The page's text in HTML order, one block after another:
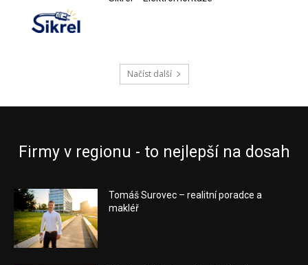
Načíst další
Firmy v regionu - to nejlepší na dosah
Tomáš Surovec – realitní poradce a
makléř